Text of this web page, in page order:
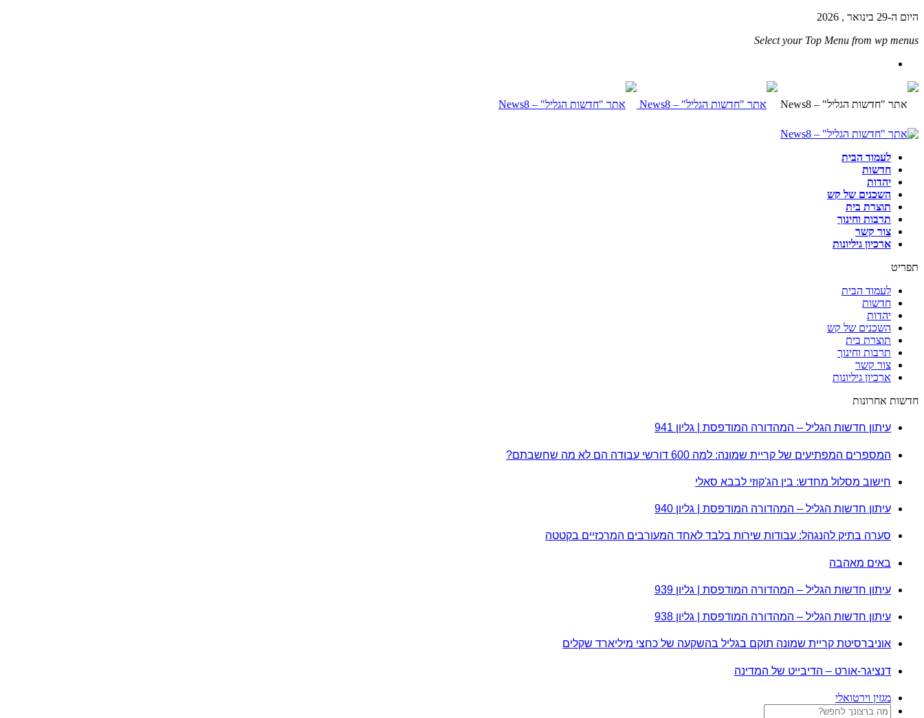
היום ה-29 בינואר , 2026
Select your Top Menu from wp menus
לעמוד הבית
חדשות
יהדות
השכנים של קש
תוצרת בית
תרבות וחינוך
צור קשר
ארכיון גיליונות
תפריט
לעמוד הבית
חדשות
יהדות
השכנים של קש
תוצרת בית
תרבות וחינוך
צור קשר
ארכיון גיליונות
חדשות אחרונות
עיתון חדשות הגליל – המהדורה המודפסת | גליון 941
המספרים המפתיעים של קריית שמונה: למה 600 דורשי עבודה הם לא מה שחשבתם?
חישוב מסלול מחדש: בין הג'קוזי לבבא סאלי
עיתון חדשות הגליל – המהדורה המודפסת | גליון 940
סערה בתיק להנגהל: עבודות שירות בלבד לאחד המעורבים המרכזיים בקטטה
באים מאהבה
עיתון חדשות הגליל – המהדורה המודפסת | גליון 939
עיתון חדשות הגליל – המהדורה המודפסת | גליון 938
אוניברסיטת קריית שמונה תוקם בגליל בהשקעה של כחצי מיליארד שקלים
דנציגר-אורט – הדיבייט של המדינה
מגזין וירטואלי